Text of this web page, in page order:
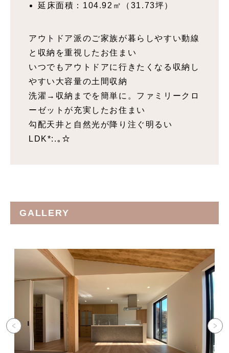
延床面積： 104.92㎡（31.73坪）
アウトドア派のご家族が暮らしやすい動線
と収納を重視したお住まい
いつでもアウトドアに行きたくなる収納し
やすい大容量の土間収納
洗濯→収納までを簡単に。ファミリークロ
ーゼットが充実したお住まい
勾配天井と自然光が降り注ぐ明るい
LDK*:.｡☆
GALLERY